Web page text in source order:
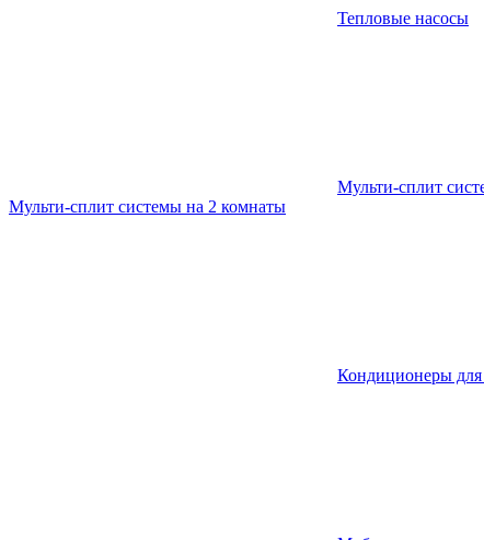
Тепловые насосы
Мульти-сплит
Мульти-сплит системы на 2 комнаты
Кондиционеры для